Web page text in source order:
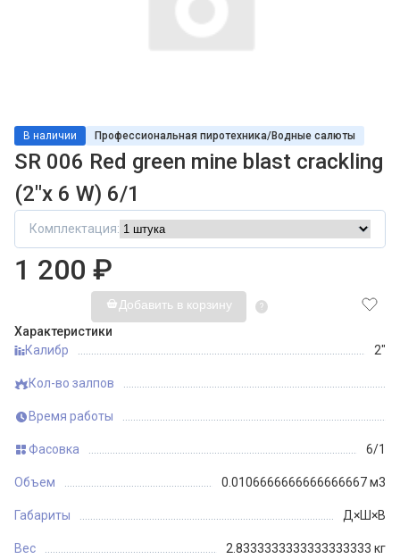
В наличии Профессиональная пиротехника/Водные салюты
SR 006 Red green mine blast crackling
(2"х 6 W) 6/1
Комплектация:
1 200 ₽
Добавить в корзину ?
Характеристики
Калибр
2"
Кол-во залпов
Время работы
Фасовка 6/1
Объем 0.0106666666666666667 м3
Габариты Д×Ш×В
Вес 2.8333333333333333333 кг